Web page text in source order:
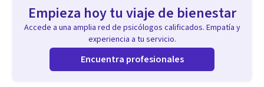
Empieza hoy tu viaje de bienestar
Accede a una amplia red de psicólogos calificados. Empatía y
experiencia a tu servicio.
Encuentra profesionales